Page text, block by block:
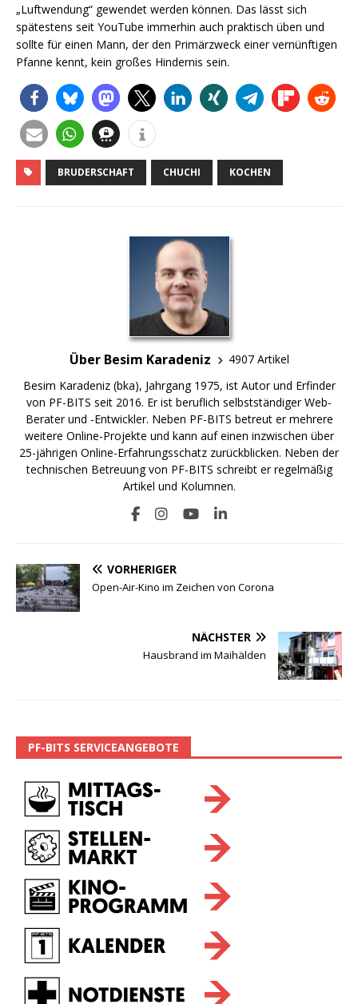
„Luftwendung“ gewendet werden können. Das lässt sich
spätestens seit YouTube immerhin auch praktisch üben und
sollte für einen Mann, der den Primärzweck einer vernünftigen
Pfanne kennt, kein großes Hindernis sein.
BRUDERSCHAFT CHUCHI KOCHEN
Über Besim Karadeniz
4907 Artikel
Besim Karadeniz (bka), Jahrgang 1975, ist Autor und Erfinder
von PF-BITS seit 2016. Er ist beruflich selbstständiger Web-
Berater und -Entwickler. Neben PF-BITS betreut er mehrere
weitere Online-Projekte und kann auf einen inzwischen über
25-jährigen Online-Erfahrungsschatz zurückblicken. Neben der
technischen Betreuung von PF-BITS schreibt er regelmäßig
Artikel und Kolumnen.
VORHERIGER
Open-Air-Kino im Zeichen von Corona
NÄCHSTER
Hausbrand im Maihälden
PF-BITS SERVICEANGEBOTE